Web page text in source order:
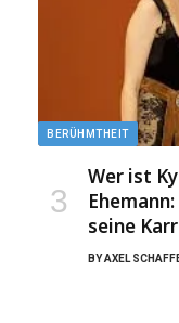
BERÜHMTHEIT
Wer ist
seine
BYAXEL